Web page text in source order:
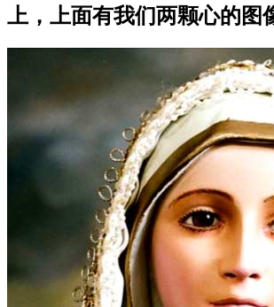
上，上面有我们两颗心的图